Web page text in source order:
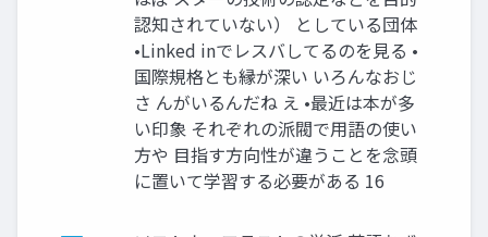
認知されていない） としている団体
•Linked inでレスバしてるのを見る •
国際規格とも縁が深い いろんなおじ
さ んがいるんだね え •最近は本が多
い印象 それぞれの派閥で用語の使い
方や 目指す方向性が違うことを念頭
に置いて学習する必要がある 16